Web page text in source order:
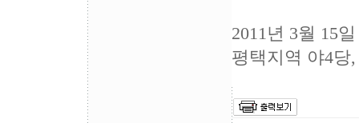
2011년 3월 15일
평택지역 야4당